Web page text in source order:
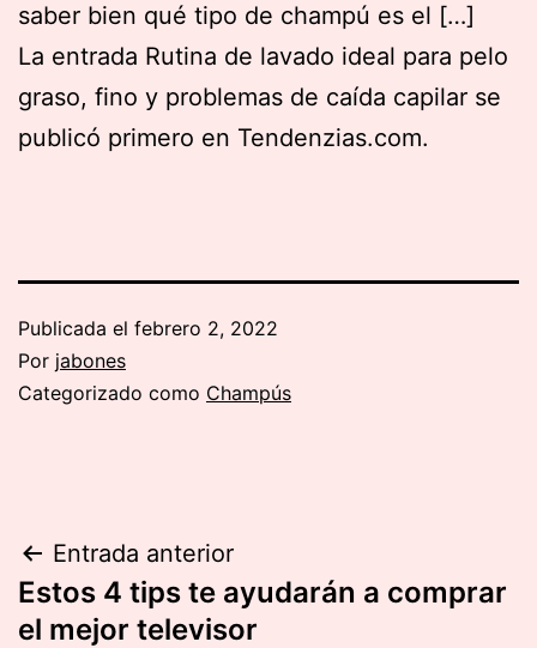
saber bien qué tipo de champú es el […]
La entrada Rutina de lavado ideal para pelo
graso, fino y problemas de caída capilar se
publicó primero en Tendenzias.com.
Publicada el febrero 2, 2022
Por jabones
Categorizado como Champús
Navegación
de
Entrada anterior
Estos 4 tips te ayudarán a comprar
el mejor televisor